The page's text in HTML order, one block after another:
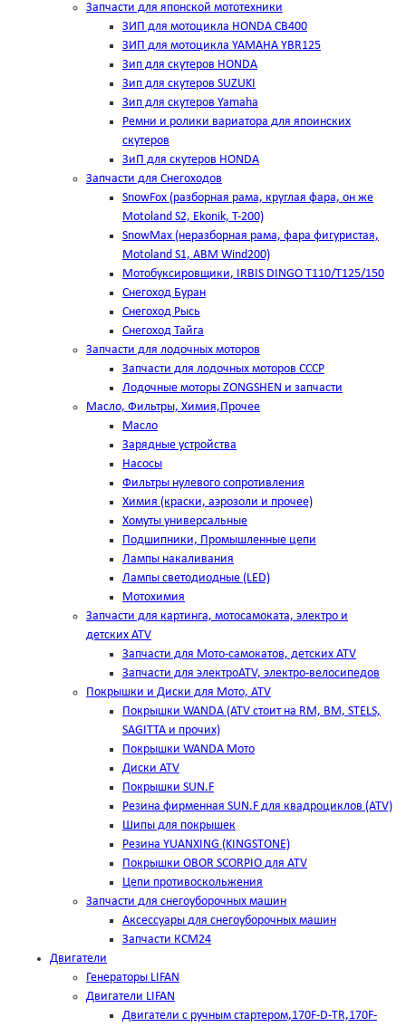
Запчасти для японской мототехники
ЗИП для мотоцикла HONDA CB400
ЗИП для мотоцикла YAMAHA YBR125
Зип для скутеров HONDA
Зип для скутеров SUZUKI
Зип для скутеров Yamaha
Ремни и ролики вариатора для япоинских
скутеров
ЗиП для скутеров HONDA
Запчасти для Снегоходов
SnowFox (разборная рама, круглая фара, он же
Motoland S2, Ekonik, T-200)
SnowMax (неразборная рама, фара фигуристая,
Motoland S1, ABM Wind200)
Мотобуксировщики, IRBIS DINGO Т110/Т125/150
Снегоход Буран
Снегоход Рысь
Снегоход Тайга
Запчасти для лодочных моторов
Запчасти для лодочных моторов СССР
Лодочные моторы ZONGSHEN и запчасти
Масло, Фильтры, Химия,Прочее
Масло
Зарядные устройства
Насосы
Фильтры нулевого сопротивления
Химия (краски, аэрозоли и прочее)
Хомуты универсальные
Подшипники, Промышленные цепи
Лампы накаливания
Лампы светодиодные (LED)
Мотохимия
Запчасти для картинга, мотосамоката, электро и
детских ATV
Запчасти для Мото-самокатов, детских ATV
Запчасти для электроATV, электро-велосипедов
Покрышки и Диски для Мото, ATV
Покрышки WANDA (АТV стоит на RM, BM, STELS,
SAGITTA и прочих)
Покрышки WANDA Мото
Диски ATV
Покрышки SUN.F
Резина фирменная SUN.F для квадроциклов (АТV)
Шипы для покрышек
Резина YUANXING (KINGSTONE)
Покрышки OBOR SCORPIO для ATV
Цепи противоскольжения
Запчасти для снегоуборочных машин
Аксессуары для снегоуборочных машин
Запчасти КСМ24
Двигатели
Генераторы LIFAN
Двигатели LIFAN
Двигатели с ручным стартером,170F-D-TR,170F-